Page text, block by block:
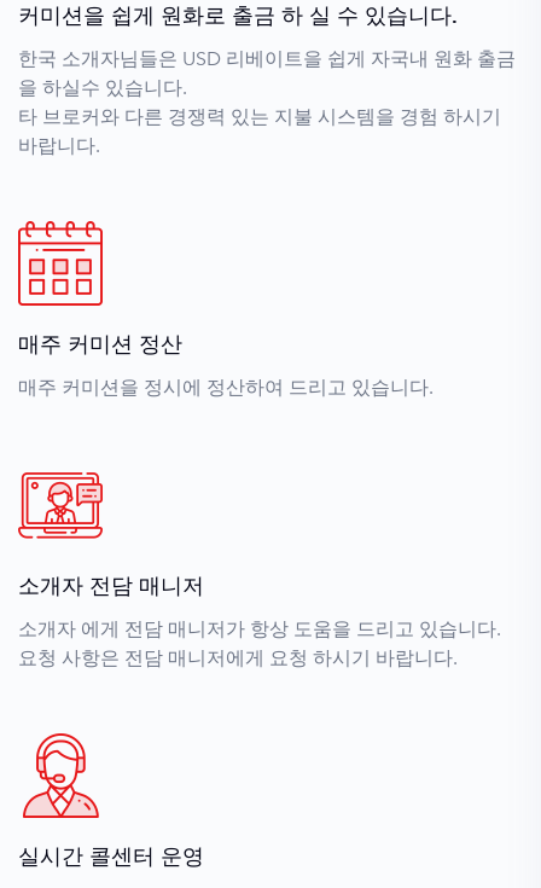
커미션을 쉽게 원화로 출금 하 실 수 있습니다.
한국 소개자님들은 USD 리베이트을 쉽게 자국내 원화 출금
을 하실수 있습니다.
타 브로커와 다른 경쟁력 있는 지불 시스템을 경험 하시기
바랍니다.
매주 커미션 정산
매주 커미션을 정시에 정산하여 드리고 있습니다.
소개자 전담 매니저
소개자 에게 전담 매니저가 항상 도움을 드리고 있습니다.
요청 사항은 전담 매니저에게 요청 하시기 바랍니다.
실시간 콜센터 운영